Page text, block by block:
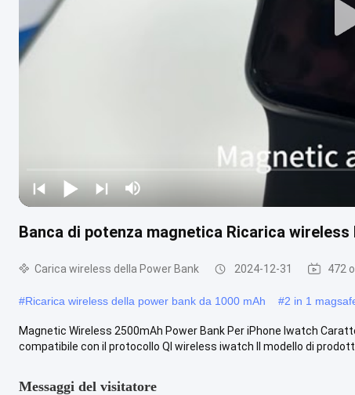
Banca di potenza magnetica Ricarica
Carica wireless della Power Bank 2024-12-31 472
#Ricarica wireless della power bank da 1000 mAh #2 in 1
Magnetic Wireless 2500mAh Power Bank Per iPhone Iwatch
compatibile con il protocollo QI wireless iwatch Il modello di prodotto
Messaggi del visitatore